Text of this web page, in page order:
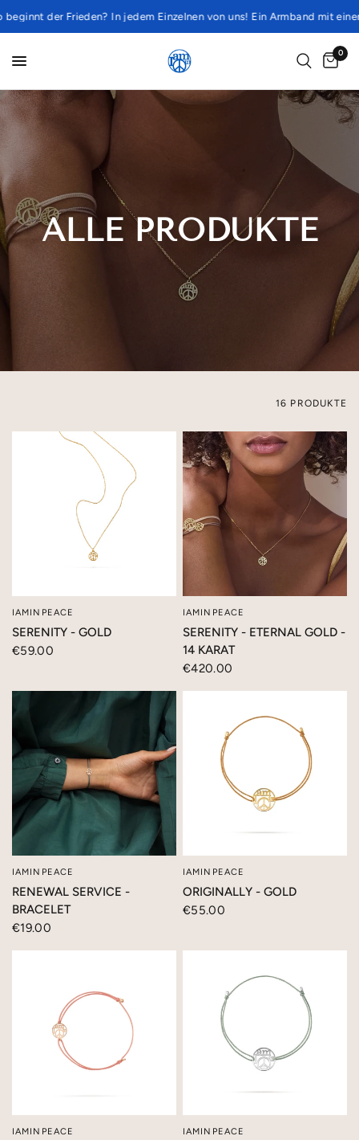
der Frieden? In jedem Einzelnen von uns! Ein Armband mit einem
0
ALLE PRODUKTE
16 PRODUKTE
SCHNELLANSICHT
IAMINPEACE
SERENITY - GOLD
€59.00
SCHNELLANSICHT
IAMINPEACE
SERENITY - ETERNAL GOLD -
14 KARAT
€420.00
SCHNELLANSICHT
IAMINPEACE
RENEWAL SERVICE -
BRACELET
€19.00
SCHNELLANSICHT
IAMINPEACE
ORIGINALLY - GOLD
€55.00
SCHNELLANSICHT
IAMINPEACE SCHNELLANSICHT
IAMINPEACE